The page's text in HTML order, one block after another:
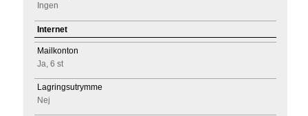
Ingen
Internet
Mailkonton
Ja, 6 st
Lagringsutrymme
Nej